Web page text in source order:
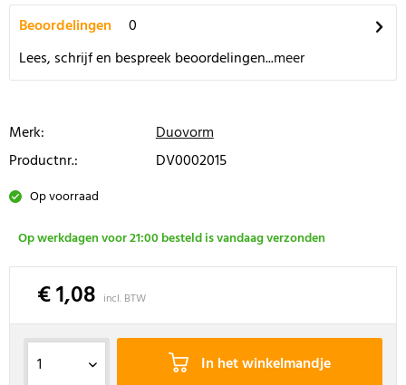
Beoordelingen
0
Lees, schrijf en bespreek beoordelingen...meer
Merk:
Duovorm
Productnr.:
DV0002015
Op voorraad
Op werkdagen voor 21:00 besteld is vandaag verzonden
€ 1,08 incl. BTW
In het winkelmandje